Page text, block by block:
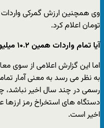
تومان اعلام کرد.
آیا تمام واردات همین ۱۰.۲ میلیون دلار است؟
اما این گزارش اعلامی از سوی
به نظر می رسد به معنی آمار
رسمی در چند سال اخیر نباشد،
دستگاه های استخراخ رمز
اخیر است.